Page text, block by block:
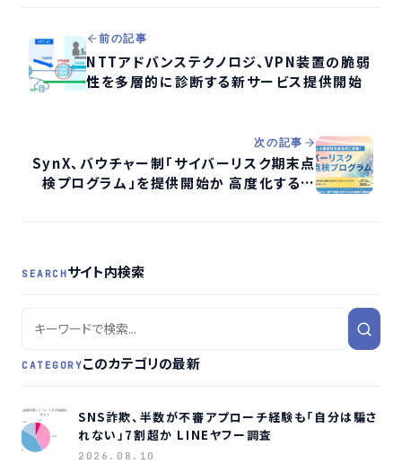
前の記事
NTTアドバンステクノロジ、VPN装置の脆弱
性を多層的に診断する新サービス提供開始
次の記事
SynX、バウチャー制「サイバーリスク期末点
検プログラム」を提供開始か 高度化する脅
SEARCHサイト内検索
CATEGORYこのカテゴリの最新
SNS詐欺、半数が不審アプローチ経験も「自分は騙さ
れない」7割超か LINEヤフー調査
2026.08.10